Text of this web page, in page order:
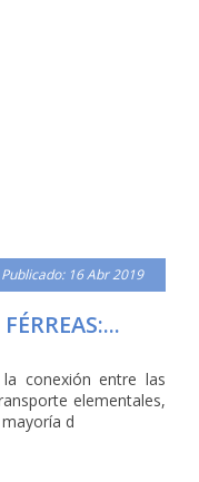
Publicado: 16 Abr 2019
conexión entre las
elementales,
d